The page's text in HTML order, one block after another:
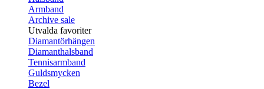
Armband
Archive sale
Utvalda favoriter
Diamantörhängen
Diamanthalsband
Tennisarmband
Guldsmycken
Bezel